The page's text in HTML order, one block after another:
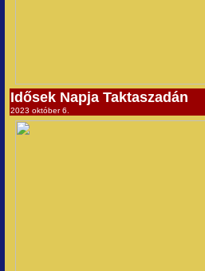
Idősek Napja Taktaszadán
2023 október 6.